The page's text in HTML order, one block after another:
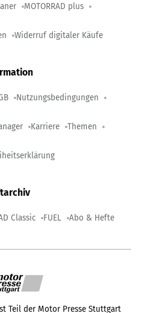
MOTORRAD plus
Widerruf digitaler Käufe
Nutzungsbedingungen
Karriere Themen
Classic FUEL Abo & Hefte
Teil der Motor Presse Stuttgart